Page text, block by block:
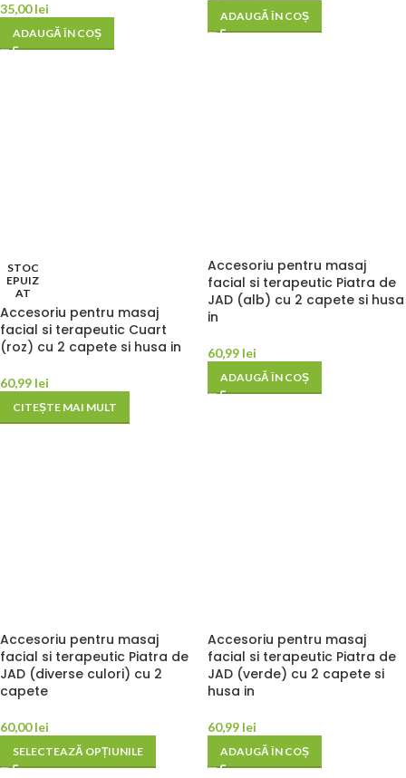
35,00lei
ADAUGĂ ÎN COȘ
ADAUGĂ ÎN COȘ
STOC
EPUIZ
AT
Accesoriu pentru masaj
facial si terapeutic Cuart
(roz) cu 2 capete si husa in
60,99 lei
CITEȘTE MAI MULT
Accesoriu pentru masaj
facial si terapeutic Piatra de
JAD (alb) cu 2 capete si husa
in
60,99 lei
ADAUGĂ ÎN COȘ
Accesoriu pentru masaj
facial si terapeutic Piatra de
JAD (diverse culori) cu 2
capete
60,00lei
SELECTEAZĂ OPȚIUNILE
Accesoriu pentru masaj
facial si terapeutic Piatra de
JAD (verde) cu 2 capete si
husa in
60,99 lei
ADAUGĂ ÎN COȘ